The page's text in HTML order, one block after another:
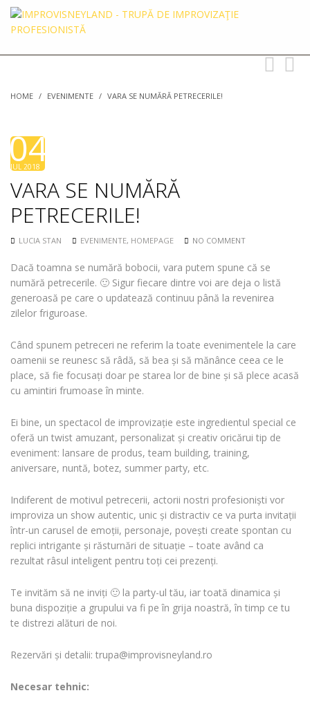
Toggle
navigation
HOME / EVENIMENTE / VARA SE NUMĂRĂ PETRECERILE!
04
JUL 2018
VARA SE NUMĂRĂ
PETRECERILE!
LUCIA STAN EVENIMENTE, HOMEPAGE NO COMMENT
Dacă toamna se numără bobocii, vara putem spune că se
numără petrecerile. 🙂 Sigur fiecare dintre voi are deja o listă
generoasă pe care o updatează continuu până la revenirea
zilelor friguroase.
Când spunem petreceri ne referim la toate evenimentele la care
oamenii se reunesc să râdă, să bea și să mănânce ceea ce le
place, să fie focusați doar pe starea lor de bine și să plece acasă
cu amintiri frumoase în minte.
Ei bine, un spectacol de improvizație este ingredientul special ce
oferă un twist amuzant, personalizat și creativ oricărui tip de
eveniment: lansare de produs, team building, training,
aniversare, nuntă, botez, summer party, etc.
Indiferent de motivul petrecerii, actorii nostri profesioniști vor
improviza un show autentic, unic și distractiv ce va purta invitații
într-un carusel de emoții, personaje, povești create spontan cu
replici intrigante și răsturnări de situație – toate având ca
rezultat râsul inteligent pentru toți cei prezenți.
Te invităm să ne inviți 🙂 la party-ul tău, iar toată dinamica și
buna dispoziție a grupului va fi pe în grija noastră, în timp ce tu
te distrezi alături de noi.
Rezervări și detalii: trupa@improvisneyland.ro
Necesar tehnic: